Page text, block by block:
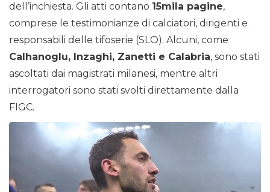
dell’inchiesta. Gli atti contano 15mila pagine,
comprese le testimonianze di calciatori, dirigenti e
responsabili delle tifoserie (SLO). Alcuni, come
Calhanoglu, Inzaghi, Zanetti e Calabria, sono stati
ascoltati dai magistrati milanesi, mentre altri
interrogatori sono stati svolti direttamente dalla
FIGC.